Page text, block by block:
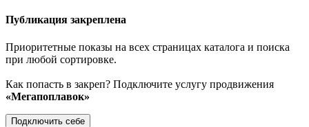
Публикация закреплена
Приоритетные показы на всех страницах каталога и поиска
при любой сортировке.
Как попасть в закреп? Подключите услугу продвижения
«Мегапоплавок»
Подключить себе